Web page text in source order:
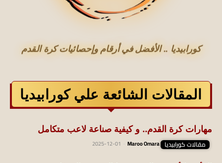
كورابيديا .. الأفضل في أرقام وإحصائيات كرة القدم
المقالات الشائعة علي كورابيديا
مهارات كرة القدم.. و كيفية صناعة لاعب متكامل
مقالات كورابيديا Maroo Omara
2025-12-01